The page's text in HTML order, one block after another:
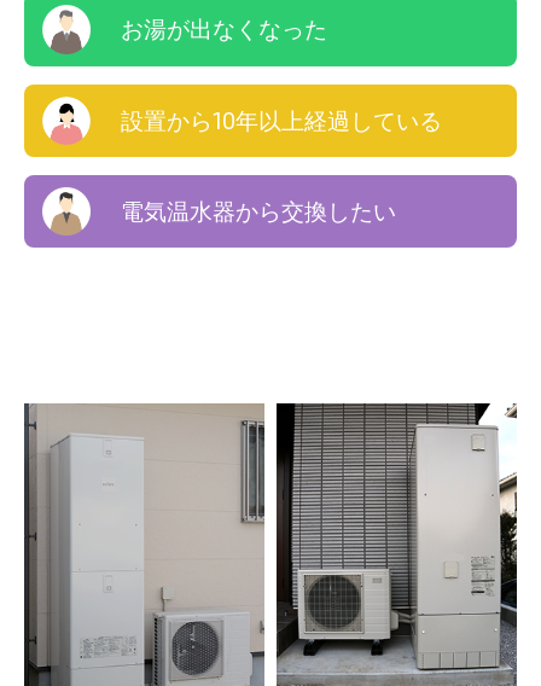
お湯が出なくなった
設置から10年以上経過している
電気温水器から交換したい